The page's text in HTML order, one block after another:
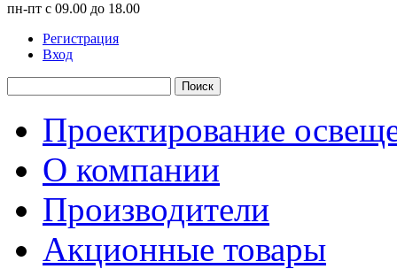
пн-пт с 09.00 до 18.00
Регистрация
Вход
Поиск
Проектирование
О компании
Производители
Акционные товары